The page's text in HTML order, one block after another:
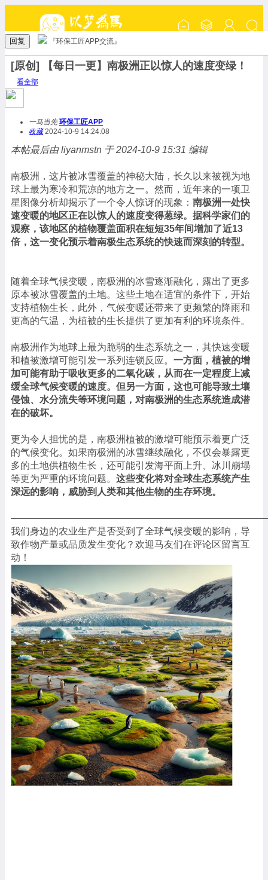
回复 『环保工匠APP交流』
[原创] 【每日一更】南极洲正以惊人的速度变绿！
看全部
一马当先 环保工匠APP
收藏2024-10-9 14:24:08
本帖最后由 liyanmstn 于 2024-10-9 15:31 编辑
南极洲，这片被冰雪覆盖的神秘大陆，长久以来被视为地
球上最为寒冷和荒凉的地方之一。然而，近年来的一项卫
星图像分析却揭示了一个令人惊讶的现象： 南极洲一处快
速变暖的地区正在以惊人的速度变得葱绿。据科学家们的
观察，该地区的植物覆盖面积在短短35年间增加了近13
倍，这一变化预示着南极生态系统的快速而深刻的转型。
随着全球气候变暖，南极洲的冰雪逐渐融化，露出了更多
原本被冰雪覆盖的土地。这些土地在适宜的条件下，开始
支持植物生长，此外，气候变暖还带来了更频繁的降雨和
更高的气温，为植被的生长提供了更加有利的环境条件。
南极洲作为地球上最为脆弱的生态系统之一，其快速变暖
和植被激增可能引发一系列连锁反应。 一方面，植被的增
加可能有助于吸收更多的二氧化碳，从而在一定程度上减
缓全球气候变暖的速度。但另一方面，这也可能导致土壤
侵蚀、水分流失等环境问题，对南极洲的生态系统造成潜
在的破坏。
更为令人担忧的是，南极洲植被的激增可能预示着更广泛
的气候变化。如果南极洲的冰雪继续融化，不仅会暴露更
多的土地供植物生长，还可能引发海平面上升、冰川崩塌
等更为严重的环境问题。 这些变化将对全球生态系统产生
深远的影响，威胁到人类和其他生物的生存环境。
我们身边的农业生产是否受到了全球气候变暖的影响，导
致作物产量或品质发生变化？欢迎马友们在评论区留言互
动！